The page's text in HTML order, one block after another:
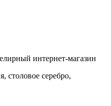
интернет-магазин
столовое серебро,